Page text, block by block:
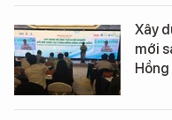
Xây
mới
Hồng